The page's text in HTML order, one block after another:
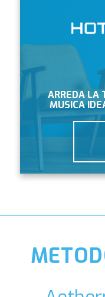
ARREDA LA
MUSICA